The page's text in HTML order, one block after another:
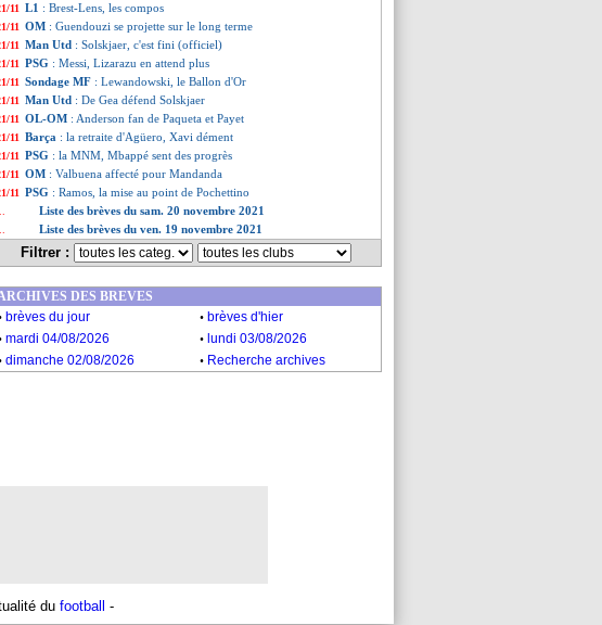
11 L1 : Brest-Lens, les compos
11 OM : Guendouzi se projette sur le long terme
11 Man Utd : Solskjaer, c'est fini (officiel)
11 PSG : Messi, Lizarazu en attend plus
11 Sondage MF : Lewandowski, le Ballon d'Or
11 Man Utd : De Gea défend Solskjaer
11 OL-OM : Anderson fan de Paqueta et Payet
11 Barça : la retraite d'Agüero, Xavi dément
11 PSG : la MNM, Mbappé sent des progrès
11 OM : Valbuena affecté pour Mandanda
11 PSG : Ramos, la mise au point de Pochettino
Liste des brèves du sam. 20 novembre 2021
Liste des brèves du ven. 19 novembre 2021
Filtrer :
DES BREVES
brèves du jour . brèves d'hier
mardi 04/08/2026 . lundi 03/08/2026
dimanche 02/08/2026 . Recherche archives
du football -